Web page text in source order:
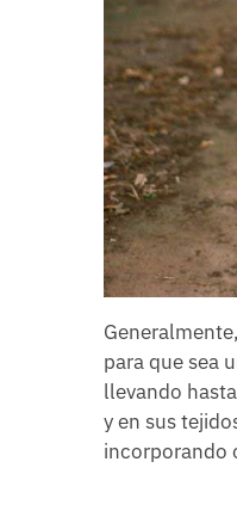
para que sea
llevando
y en sus
incorporando